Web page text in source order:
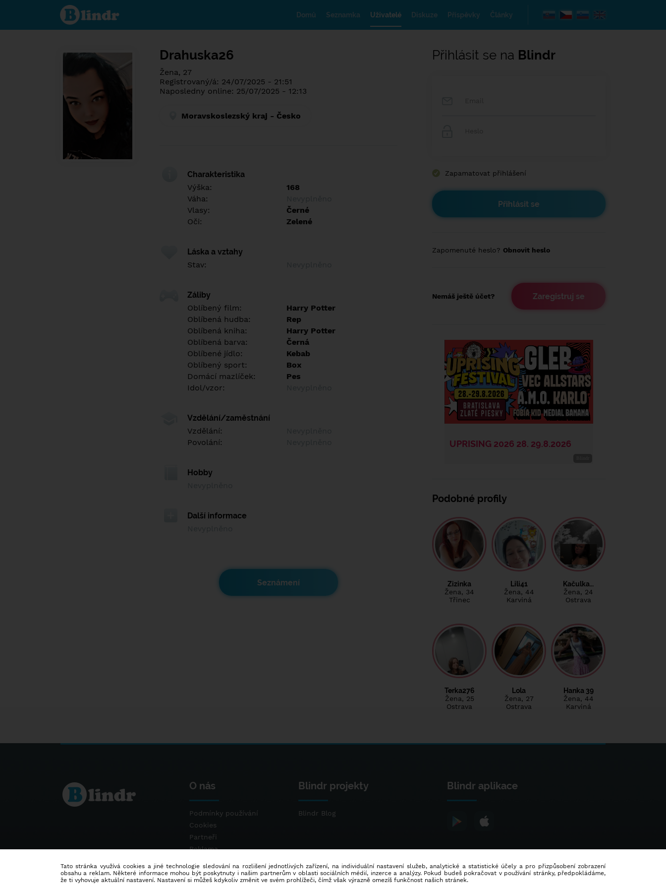
Poznej co je
pod maskou.
Seznamovací
Domů Seznamka Uživatelé Diskuze Příspěvky Články
Drahuska26
Žena, 27
Registrovaný/á: 24/07/2025 - 21:51
Naposledny online: 25/07/2025 - 12:13
Moravskoslezský kraj - Česko
Charakteristika
Výška:
168
Váha:
Vlasy:
Černé
Oči:
Zelené
Láska a vztahy
Stav:
Záliby
Oblíbený film:
Harry Potter
Oblíbená hudba:
Rep
Oblíbená kniha:
Harry Potter
Oblíbená barva:
Černá
Oblíbené jídlo:
Kebab
Oblíbený sport:
Box
Domácí mazlíček:
Pes
Idol/vzor:
Vzdělání/zaměstnání
Vzdělání:
Povolání:
Hobby
Další informace
Seznámení
Přihlásit se na Blindr
Zapamatovat přihlášení
Zapomenuté heslo? Obnovit heslo
Nemáš ještě účet? Zaregistruj se
Podobné profily
Zizinka
Žena, 34
Třinec
Lili41
Žena, 44
Karviná
Kačulka…
Žena, 24
Ostrava
Terka276
Žena, 25
Ostrava
Lola
Žena, 27
Ostrava
Hanka 39
Žena, 44
Karviná
O nás
Podmínky používání
Cookies
Partneři
Reklama
Blindr projekty
Blindr Blog
Blindr aplikace
Tato stránka využívá cookies a jiné technologie sledování na rozlišení jednotlivých zařízení, na individuální nastavení služeb, analytické a statistické účely a pro přizpůsobení zobrazení
obsahu a reklam. Některé informace mohou být poskytnuty i našim partnerům v oblasti sociálních médií, inzerce a analýzy. Pokud budeš pokračovat v používání stránky, předpokládáme,
že ti vyhovuje aktuální nastavení. Nastavení si můžeš kdykoliv změnit ve svém prohlížeči, čímž však výrazně omezíš funkčnost našich stránek.